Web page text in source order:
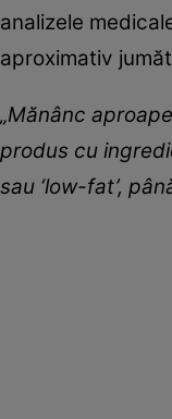
analizele
aproximativ
„Mănânc
produs cu
sau ‘low-fat’,